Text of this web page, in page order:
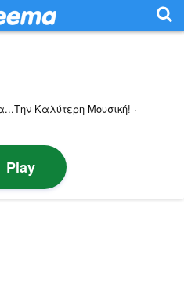
Καλύτερη Μουσική! ·
Play